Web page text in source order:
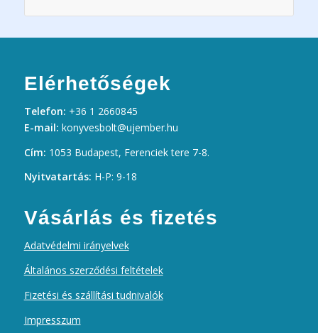
Elérhetőségek
Telefon: +36 1 2660845
E-mail: konyvesbolt@ujember.hu
Cím: 1053 Budapest, Ferenciek tere 7-8.
Nyitvatartás: H-P: 9-18
Vásárlás és fizetés
Adatvédelmi irányelvek
Általános szerződési feltételek
Fizetési és szállítási tudnivalók
Impresszum